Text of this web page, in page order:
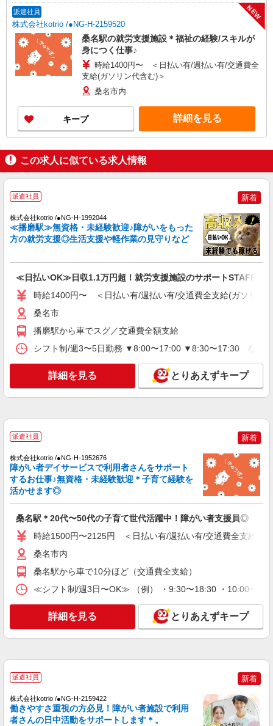
派遣社員
株式会社kotrio /●NG-H-2159520
NEW
桑名駅の就労支援施設＊福祉の経験/スキルが
身につく仕事♪
時給1400円〜 ＜日払い有/週払い有/交通費全
支給(ガソリン代含む)＞
桑名市内
キープ 詳細を見る
この求人に似ている求人情報
派遣社員 新着
株式会社kotrio /●NG-H-1992044
≪播磨駅≫無資格・未経験歓迎♪障がいをもった
方の就労支援◎生活支援や軽作業の見守りなど
≪日払いOK≫日収1.1万円超！就労支援施設のサポートSTAFF募集
時給1400円〜 ＜日払い有/週払い有/交通費全支給(ガソリン
桑名市
播磨駅から車でスグ／交通費全額支給
シフト制/週3〜5日勤務 ▼8:00〜17:00 ▼8:30〜17:30 など
詳細を見る とりあえずキープ
派遣社員 新着
株式会社kotrio /●NG-H-1952676
障がい者デイサービスで利用者さんをサポート
するお仕事♪無資格・未経験歓迎＊子育て経験を
活かせます◎
桑名駅＊20代〜50代の子育て世代活躍中！障がい者支援員◎
時給1500円〜2125円 ＜日払い有/週払い有/交通費全支給(ガ
桑名市内
桑名駅から車で10分ほど（交通費全支給）
≪シフト制/週3日〜OK≫ （例） ・9:30〜18:30 ・10:00〜
詳細を見る とりあえずキープ
派遣社員 新着
株式会社kotrio /●NG-H-2159422
働きやすさ重視の方必見！障がい者施設で利用
者さんの日中活動をサポートします＊。